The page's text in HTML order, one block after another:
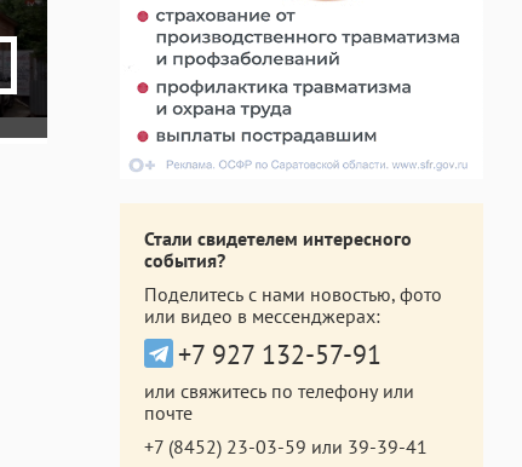
Стали свидетелем интересного
события?
Поделитесь с нами новостью, фото
или видео в мессенджерах:
+7 927 132-57-91
или свяжитесь по телефону или
почте
+7 (8452) 23-03-59 или 39-39-41